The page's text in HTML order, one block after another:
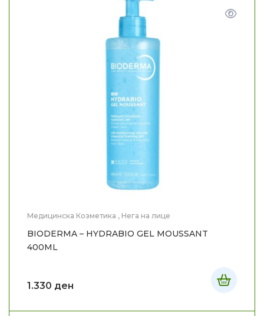
Медицинска Козметика , Нега на лице
BIODERMA – HYDRABIO GEL MOUSSANT
400ML
1.330 ден